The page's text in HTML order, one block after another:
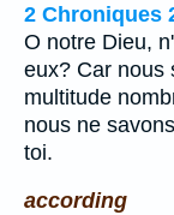
2 Chroniques
O notre Dieu,
eux? Car nous
multitude
nous ne
toi.
according